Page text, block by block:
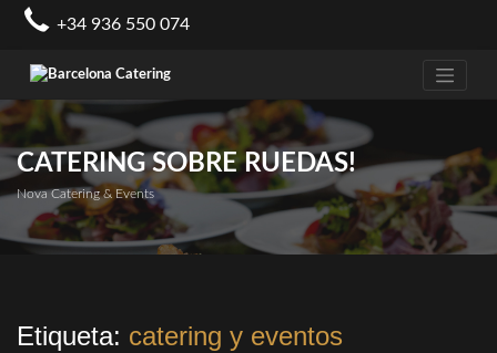
+34 936 550 074
CATERING SOBRE RUEDAS!
Nova Catering & Events
Etiqueta: catering y eventos